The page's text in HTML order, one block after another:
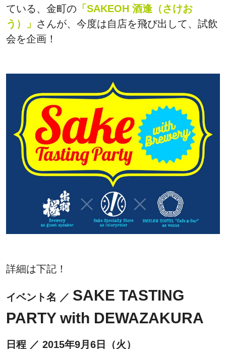
ている、金町の 「SAKEOH 酒逢（さけお
う）」 さんが、今度は自店を飛び出して、試飲
会を企画！
詳細は下記！
イベント名 ／ SAKE TASTING
PARTY with DEWAZAKURA
日程 ／ 2015年9月6日（火）